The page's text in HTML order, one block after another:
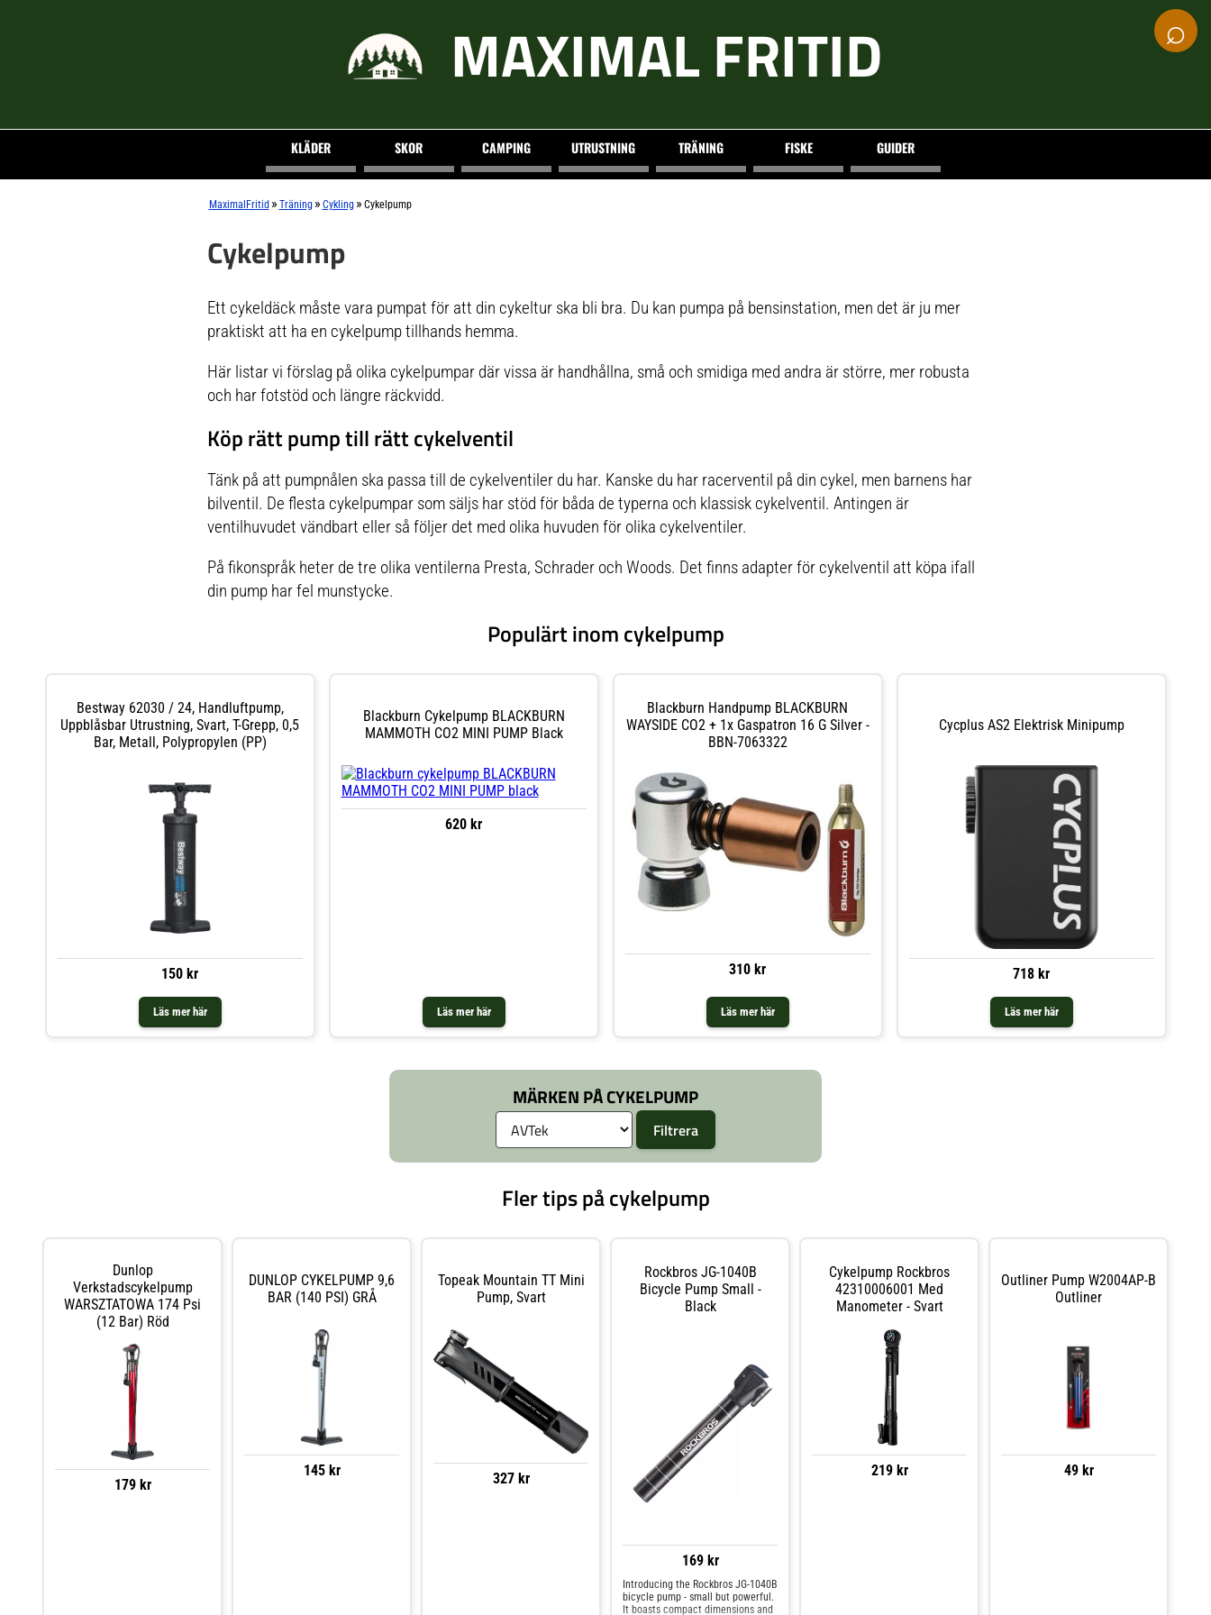
MAXIMAL FRITID ⌕
KLÄDER SKOR CAMPING UTRUSTNING TRÄNING FISKE GUIDER
MaximalFritid » Träning » Cykling » Cykelpump
Cykelpump
Ett cykeldäck måste vara pumpat för att din cykeltur ska bli bra. Du kan pumpa på bensinstation, men det är ju mer
praktiskt att ha en cykelpump tillhands hemma.
Här listar vi förslag på olika cykelpumpar där vissa är handhållna, små och smidiga med andra är större, mer robusta
och har fotstöd och längre räckvidd.
Köp rätt pump till rätt cykelventil
Tänk på att pumpnålen ska passa till de cykelventiler du har. Kanske du har racerventil på din cykel, men barnens har
bilventil. De flesta cykelpumpar som säljs har stöd för båda de typerna och klassisk cykelventil. Antingen är
ventilhuvudet vändbart eller så följer det med olika huvuden för olika cykelventiler.
På fikonspråk heter de tre olika ventilerna Presta, Schrader och Woods. Det finns adapter för cykelventil att köpa ifall
din pump har fel munstycke.
Populärt inom cykelpump
Bestway 62030 / 24, Handluftpump,
Uppblåsbar Utrustning, Svart, T-Grepp, 0,5
Bar, Metall, Polypropylen (PP)
150 kr
Läs mer här
Blackburn Cykelpump BLACKBURN
MAMMOTH CO2 MINI PUMP Black
620 kr
Läs mer här
Blackburn Handpump BLACKBURN
WAYSIDE CO2 + 1x Gaspatron 16 G Silver -
BBN-7063322
310 kr
Läs mer här
Cycplus AS2 Elektrisk Minipump
718 kr
Läs mer här
MÄRKEN PÅ CYKELPUMP
Fler tips på cykelpump
Dunlop
Verkstadscykelpump
WARSZTATOWA 174 Psi
(12 Bar) Röd
179 kr
DUNLOP CYKELPUMP 9,6
BAR (140 PSI) GRÅ
145 kr
Topeak Mountain TT Mini
Pump, Svart
327 kr
Rockbros JG-1040B
Bicycle Pump Small -
Black
169 kr
Introducing the Rockbros JG-1040B
bicycle pump - small but powerful.
It boasts compact dimensions and
Cykelpump Rockbros
42310006001 Med
Manometer - Svart
219 kr
Outliner Pump W2004AP-B
Outliner
49 kr